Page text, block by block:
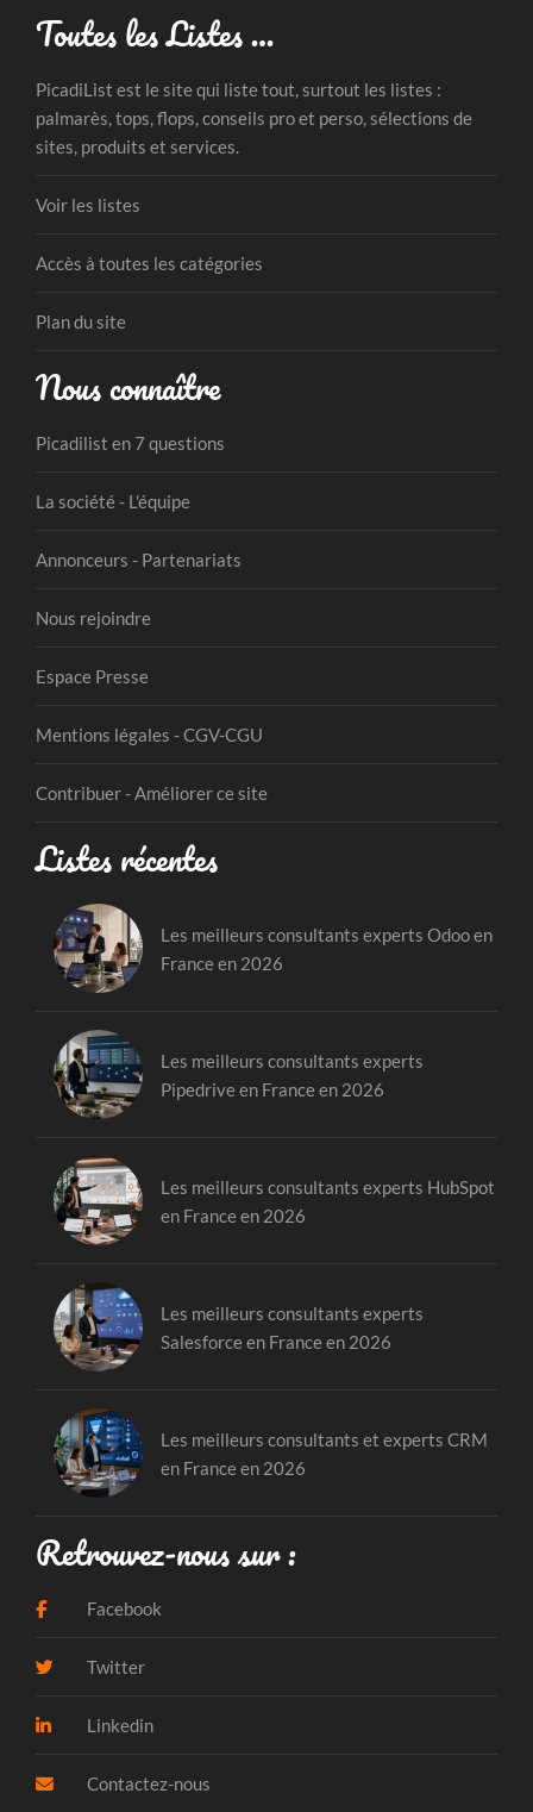
Toutes les Listes …
PicadiList est le site qui liste tout, surtout les listes :
palmarès, tops, flops, conseils pro et perso, sélections de
sites, produits et services.
Voir les listes
Accès à toutes les catégories
Plan du site
Nous connaître
Picadilist en 7 questions
La société - L'équipe
Annonceurs - Partenariats
Nous rejoindre
Espace Presse
Mentions légales - CGV-CGU
Contribuer - Améliorer ce site
Listes récentes
Les meilleurs consultants experts Odoo en
France en 2026
Les meilleurs consultants experts
Pipedrive en France en 2026
Les meilleurs consultants experts HubSpot
en France en 2026
Les meilleurs consultants experts
Salesforce en France en 2026
Les meilleurs consultants et experts CRM
en France en 2026
Retrouvez-nous sur :
Facebook
Twitter
Linkedin
Contactez-nous